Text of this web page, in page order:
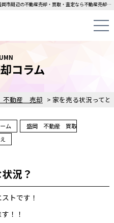
家を売る状況ってどんな状況？｜不動産売却コラム｜盛岡市周辺の不動産売却・買取・査定なら不動産売却専門店エストエストにお任せください！中古一戸建て・マンション・土地の即日無料査定・即金買取を行っています！
動産 売却 >
コラム
ム
盛岡 不動産 買取
況？
トです！
！！